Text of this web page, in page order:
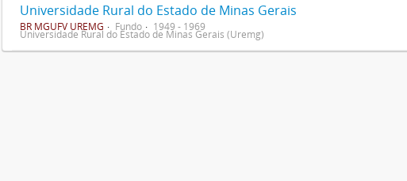
Universidade Rural do Estado de Minas Gerais
BR MGUFV UREMG Fundo 1949 - 1969
Universidade Rural do Estado de Minas Gerais (Uremg)